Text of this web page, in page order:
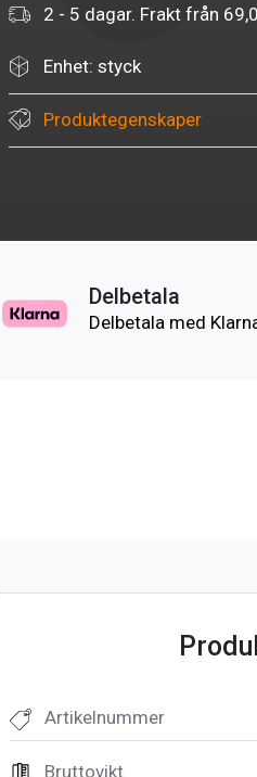
2 - 5 dagar. Frakt från
Enhet: styck
Produktegenskaper
Delbetala
Delbetala med
Artikelnummer
Bruttovikt